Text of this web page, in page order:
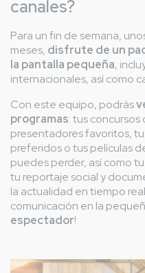
canales?
Para un fin de semana,
meses, disfrute de un
la pantalla pequeña,
internacionales, así como
Con este equipo, podrás
programas: tus
presentadores favoritos,
preferidos o tus películas
puedes perder, así como
tu reportaje social y
la actualidad en tiempo
comunicación en la
espectador!
Imagen